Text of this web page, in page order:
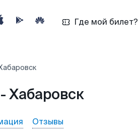
Где мой билет?
Хабаровск
Отзывы